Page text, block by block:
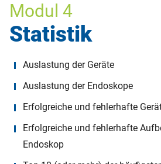
Modul 4
Statistik
Auslastung der Geräte
Auslastung der Endoskope
Erfolgreiche und fehlerhafte
Erfolgreiche und fehlerhafte
Endoskop